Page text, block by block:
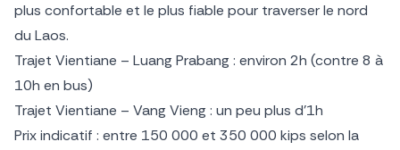
plus confortable et le plus fiable pour traverser le nord
du Laos.
Trajet Vientiane – Luang Prabang : environ 2h (contre 8 à
10h en bus)
Trajet Vientiane – Vang Vieng : un peu plus d’1h
Prix indicatif : entre 150 000 et 350 000 kips selon la